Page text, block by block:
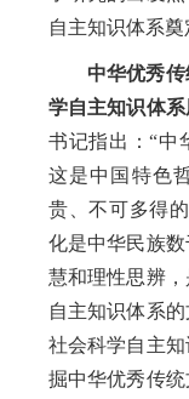
自主知识体系奠
中华优秀
学自主知识体系
书记指出：“中
这是中国特色
贵、不可多得
化是中华民族
慧和理性思辨
自主知识体系
社会科学自主
掘中华优秀传